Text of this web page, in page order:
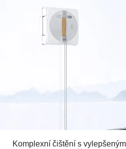
Komplexní čištění s